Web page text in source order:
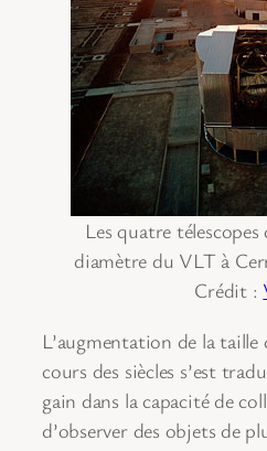
Les quatre
diamètre du VLT à
Crédit :
L’augmentation de la taille
cours des siècles s’est
gain dans la capacité de
d’observer des objets de